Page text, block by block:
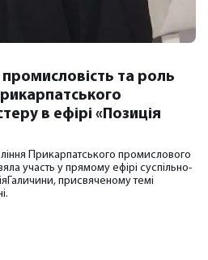
та роль
в ефірі «Позиція
Прикарпатського промислового
участь у прямому ефірі суспільно-
присвяченому темі